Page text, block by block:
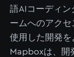
語AIコーディ
ームへのアク
使用した開発を
Mapboxは、開